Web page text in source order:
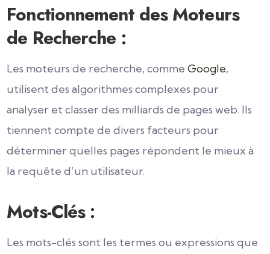
Fonctionnement des Moteurs
de Recherche :
Les moteurs de recherche, commeGoogle,
utilisent des algorithmes complexes pour
analyser et classer des milliards de pages web. Ils
tiennent compte de divers facteurs pour
déterminer quelles pages répondent le mieux à
la requête d’un utilisateur.
Mots-Clés:
Les mots-clés sont les termes ou expressions que